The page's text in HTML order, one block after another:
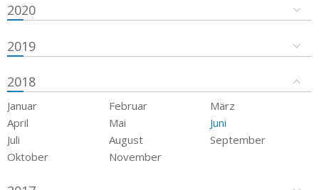
2020
2019
2018
Januar Februar
März
April
Mai
Juni
Juli
August
September
Oktober
November